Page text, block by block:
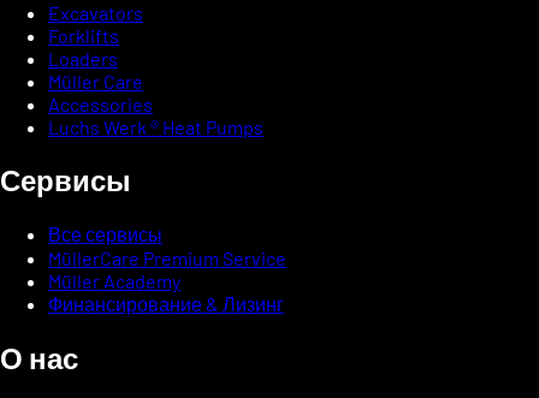
Excavators
Forklifts
Loaders
Müller Care
Accessories
Luchs Werk ® Heat Pumps
Сервисы
Все сервисы
MüllerCare Premium Service
Müller Academy
Финансирование & Лизинг
О нас